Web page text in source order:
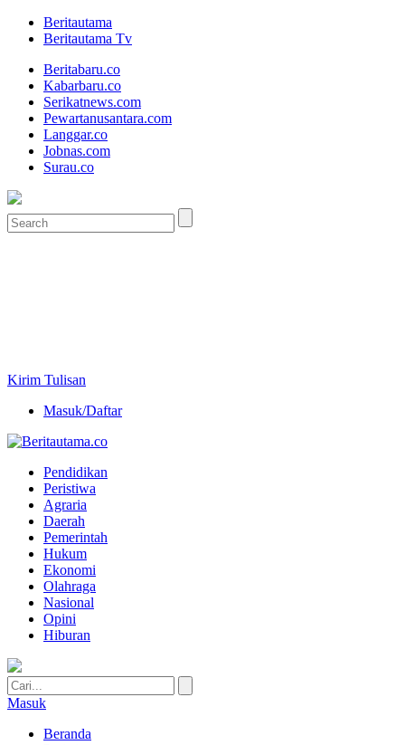
Beritautama
Beritautama Tv
Beritabaru.co
Kabarbaru.co
Serikatnews.com
Pewartanusantara.com
Langgar.co
Jobnas.com
Surau.co
Kirim Tulisan
Masuk/Daftar
Pendidikan
Peristiwa
Agraria
Daerah
Pemerintah
Hukum
Ekonomi
Olahraga
Nasional
Opini
Hiburan
Masuk
Beranda